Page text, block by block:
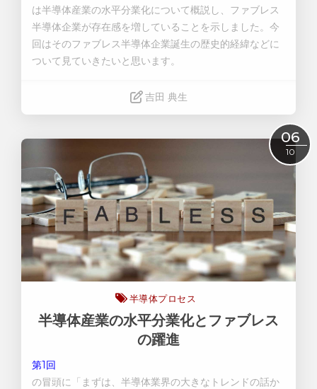
は半導体産業の水平分業化について概説し、ファブレス
半導体企業が存在感を増していることを示しました。今
回はそのファブレス半導体企業誕生の歴史的経緯などに
ついて見ていきたいと思います。
吉田 典生
06
10
半導体プロセス
半導体産業の水平分業化とファブレス
の躍進
第1回
の冒頭に「まずは、半導体業界の大きなトレンドの話か